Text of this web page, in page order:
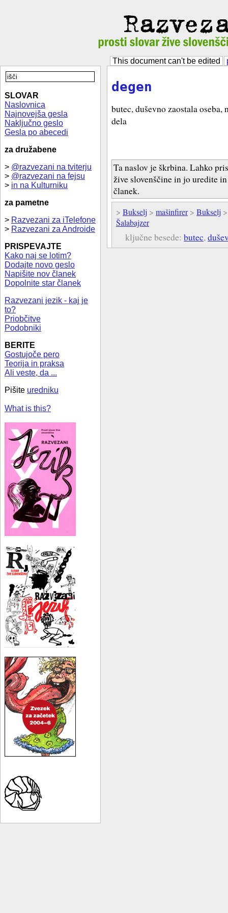
This document can't be edited
SLOVAR
Naslovnica
Najnovejša gesla
Naključno geslo
Gesla po abecedi
za družabene
> @razvezani na tviterju
> @razvezani na fejsu
> in na Kulturniku
za pametne
> Razvezani za iTelefone
> Razvezani za Androide
PRISPEVAJTE
Kako naj se lotim?
Dodajte novo geslo
Napišite nov članek
Dopolnite star članek
Razvezani jezik - kaj je
to?
Priobčitve
Podobniki
BERITE
Gostujoče pero
Teorija in praksa
Ali veste, da ...
Pišite uredniku
What is this?
degen
butec, duševno zaostala
dela
Ta naslov je škrbina. Lahko
žive slovenščine in jo uredite
članek.
> Bukselj > mašinfirer> Bukselj
Šalabajzer
ključne besede: butec,